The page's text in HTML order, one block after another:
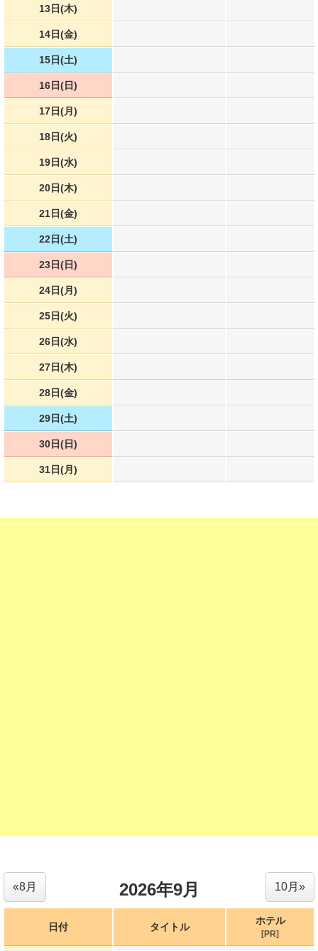
13日(木)
14日(金)
15日(土)
16日(日)
17日(月)
18日(火)
19日(水)
20日(木)
21日(金)
22日(土)
23日(日)
24日(月)
25日(火)
26日(水)
27日(木)
28日(金)
29日(土)
30日(日)
31日(月)
2026年9月 10月»
«8月
日付 タイトル
ホテル
[PR]